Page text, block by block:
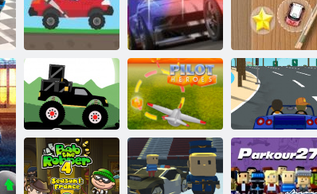
ﻯﺮﺒﻜﻟﺍ
ﺕﺎﻨﺣﺎﺸﻟﺍ
ﻲﻛﺎﺤﻣ
ﺐﺒﺴﻟﺍ ﺎﻜﺳﻻ ﺃ
ﻙﺮﺤﻣ
ﺔﻴﻘﻴﻘﺤﻟﺍ
ﺔﻴﻧﺍﻮﻴﺤﻟﺍ ﻊﺋﺎﻀﺒﻟﺍ
ﻞﻘﻧ ﺏﺎﻌﻟﺃ
2 ﻞﻴﻫ ﻞﺼﻳ
ﻕﺎﺒﺳ
ﻲﻌﺴﻟﺍ ﻉﺭﺎﺸﻟﺍ
ﺓﺮﻐﺼﻣ ﻕﺎﺒﺳ
ﺵﺍﺭ
ﻢﻴﻠﺴﺘﻟﺍ ﺕﺎﺑﺎﻐﻟﺍ
ﺔﻨﺣﺎﺷ ﺶﺣﻮﻟﺍ
الطيار البطل
ﻖﺑﺎﺴﺘﻤﻟﺍ
ﺔﺠﻄﻠﺒﻟﺍ